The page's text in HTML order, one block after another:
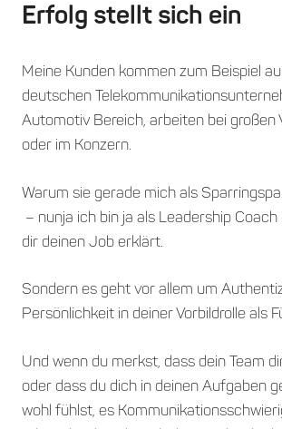
Erfolg stellt sich ein
Meine Kunden kommen zum Beispiel
deutschen
Automotiv Bereich, arbeiten bei großen
oder im Konzern.
Warum sie gerade mich als
– nunja ich bin ja als Leadership
dir deinen Job erklärt.
Sondern es geht vor allem um
Persönlichkeit in deiner Vorbildrolle als
Und wenn du merkst, dass dein Team
oder dass du dich in deinen Aufgaben
wohl fühlst, es